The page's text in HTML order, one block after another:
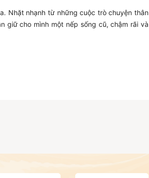
Nhặt nhạnh từ những cuộc trò chuyện thân
giữ cho mình một nếp sống cũ, chậm rãi và